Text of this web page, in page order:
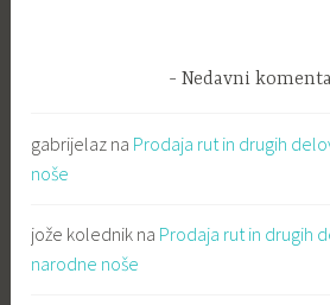
Nedavni
gabrijelaz na Prodaja rut in drugih
noše
jože kolednik na Prodaja rut in drugih
narodne noše